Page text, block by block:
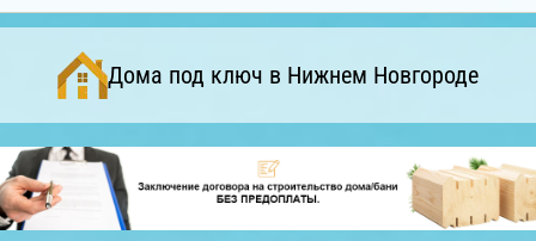
Дома под ключ в Нижнем Новгороде